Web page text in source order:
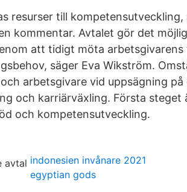
resurser till
kommentar. Avtalet gör det
att tidigt möta
säger Eva Wikström.
arbetsgivare vid uppsägning
och karriärväxling. Första steget
och kompetensutveckling.
indonesien invånare 2021
egyptian gods